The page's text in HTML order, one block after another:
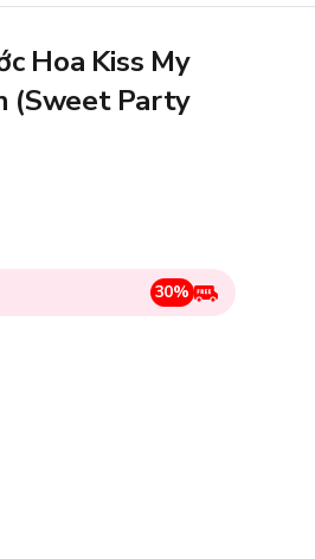
Hoa Kiss My
(Sweet Party
30%